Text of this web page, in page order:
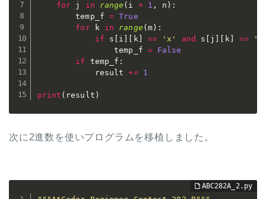
for j in range ( i + 1 , n ) :
        temp_f
= True
for k in range (m) :
if s [ i ] [ k ] == 'x' and s [ j ] [ k ] ==
                temp_f
=
False
if
temp_f :
            result
+= 1
print ( result )
次に2進数を使いプログラムを移植しました。